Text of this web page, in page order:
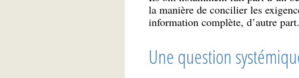
la manière de concilier les
information complète, d’autre part.
Une question